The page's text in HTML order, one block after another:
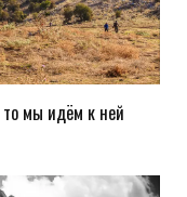
то мы идём к ней